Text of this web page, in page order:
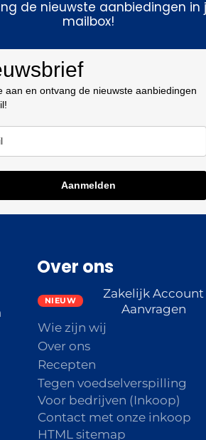
de nieuwste aanbiedingen in
mailbox!
aan en ontvang de nieuwste aanbiedingen
Aanmelden
Over ons
Zakelijk Account
Aanvragen
Wie zijn wij
Over ons
Recepten
Tegen voedselverspilling
Voor bedrijven (Inkoop)
Contact met onze inkoop
HTML sitemap